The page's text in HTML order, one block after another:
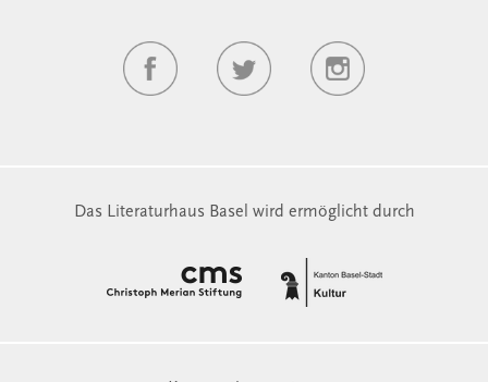
Das Literaturhaus Basel wird ermöglicht durch